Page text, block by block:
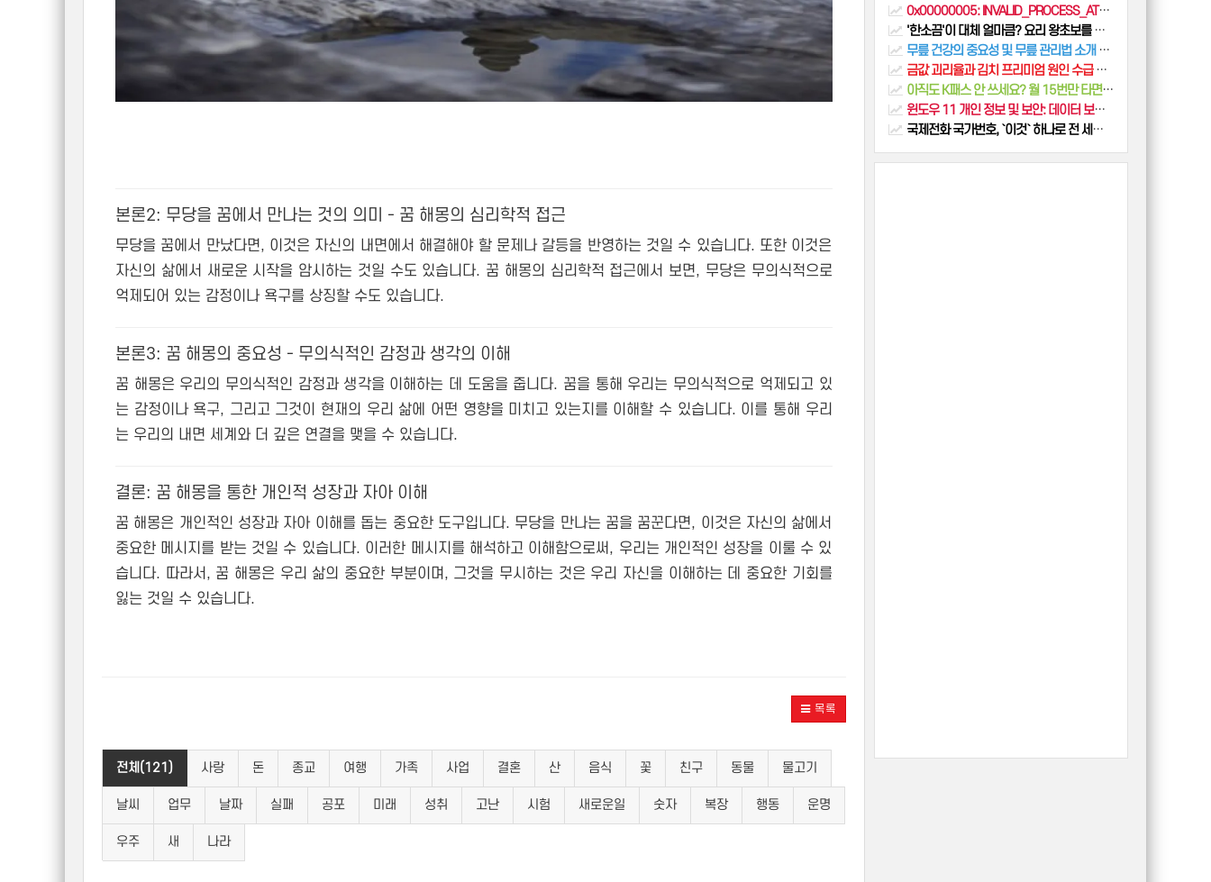
본론2: 무당을 꿈에서 만나는 것의 의미 - 꿈 해몽의 심리학적 접근
무당을 꿈에서 만났다면, 이것은 자신의 내면에서 해결해야 할 문제나 갈등을 반영하는 것일 수 있습니다. 또한 이것은
자신의 삶에서 새로운 시작을 암시하는 것일 수도 있습니다. 꿈 해몽의 심리학적 접근에서 보면, 무당은 무의식적으로
억제되어 있는 감정이나 욕구를 상징할 수도 있습니다.
본론3: 꿈 해몽의 중요성 - 무의식적인 감정과 생각의 이해
꿈 해몽은 우리의 무의식적인 감정과 생각을 이해하는 데 도움을 줍니다. 꿈을 통해 우리는 무의식적으로 억제되고 있
는 감정이나 욕구, 그리고 그것이 현재의 우리 삶에 어떤 영향을 미치고 있는지를 이해할 수 있습니다. 이를 통해 우리
는 우리의 내면 세계와 더 깊은 연결을 맺을 수 있습니다.
결론: 꿈 해몽을 통한 개인적 성장과 자아 이해
꿈 해몽은 개인적인 성장과 자아 이해를 돕는 중요한 도구입니다. 무당을 만나는 꿈을 꿈꾼다면, 이것은 자신의 삶에서
중요한 메시지를 받는 것일 수 있습니다. 이러한 메시지를 해석하고 이해함으로써, 우리는 개인적인 성장을 이룰 수 있
습니다. 따라서, 꿈 해몽은 우리 삶의 중요한 부분이며, 그것을 무시하는 것은 우리 자신을 이해하는 데 중요한 기회를
잃는 것일 수 있습니다.
목록
전체(121) 사랑 돈 종교 여행 가족 사업 결혼 산 음식 꽃 친구 동물 물고기
날씨 업무 날짜 실패 공포 미래 성취 고난 시험 새로운일 숫자 복장 행동 운명
우주 새 나라
0x00000005: INVALID_PROCESS_ATTACH_ATTEMPT 블루스크린 오류 해결 가이드
'한소끔'이 대체 얼마큼? 요리 왕초보를 위한 필수 용어 완벽 가이드 (계량법, 썰기법, 조리법)
무릎 건강의 중요성 및 무릎 관리법 소개 도움이 되는 음식
금값 괴리율과 김치 프리미엄 원인 수급 환율 투자심리 분석
아직도 K패스 안 쓰세요? 월 15번만 타면 최대 53% 할인! (신청, 전환, 혜택 총정리)
윈도우 11 개인 정보 및 보안: 데이터 보호, 프라이버시 설정, 윈도우 디펜더 활용법
국제전화 국가번호, `이것` 하나로 전 세계 모든 번호 총정리(미국, 중국, 일본 베트남 등)